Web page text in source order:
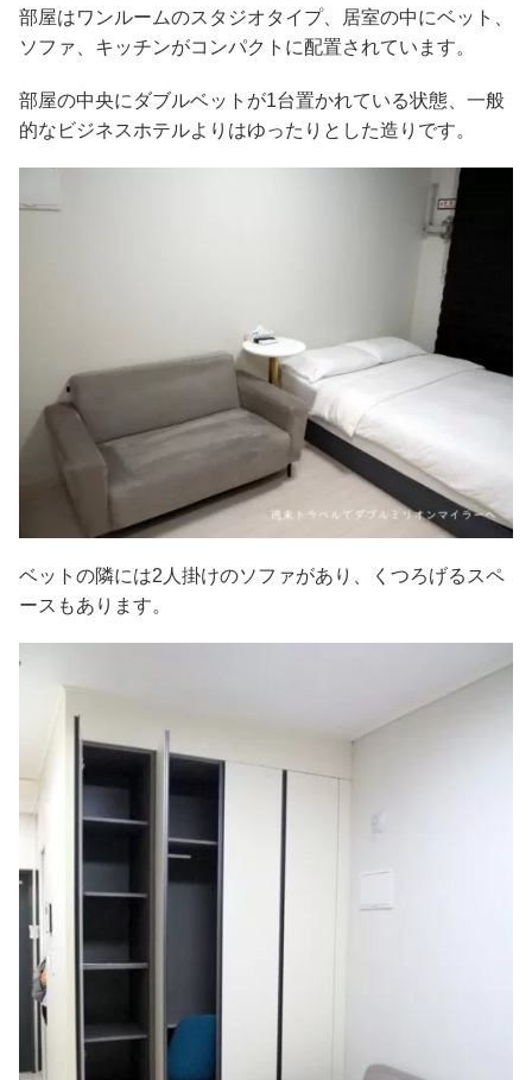
部屋はワンルームのスタジオタイプ、居室の中にベット、
ソファ、キッチンがコンパクトに配置されています。
部屋の中央にダブルベットが1台置かれている状態、一般
的なビジネスホテルよりはゆったりとした造りです。
ベットの隣には2人掛けのソファがあり、くつろげるスペ
ースもあります。